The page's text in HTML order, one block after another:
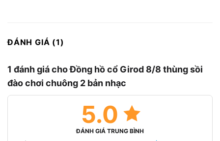
ĐÁNH GIÁ (1)
1 đánh giá choĐồng hồ cổ Girod 8/8 thùng sồi
đào chơi chuông 2 bản nhạc
5.0
ĐÁNH GIÁ TRUNG BÌNH